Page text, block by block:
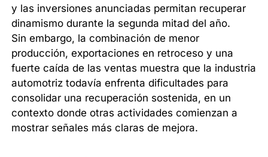
y las inversiones anunciadas permitan recuperar
dinamismo durante la segunda mitad del año.
Sin embargo, la combinación de menor
producción, exportaciones en retroceso y una
fuerte caída de las ventas muestra que la industria
automotriz todavía enfrenta dificultades para
consolidar una recuperación sostenida, en un
contexto donde otras actividades comienzan a
mostrar señales más claras de mejora.